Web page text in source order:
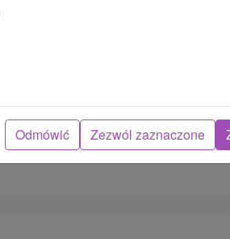
Odmówić Zezwól zaznaczone